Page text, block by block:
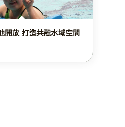
開放 打造共融水域空間